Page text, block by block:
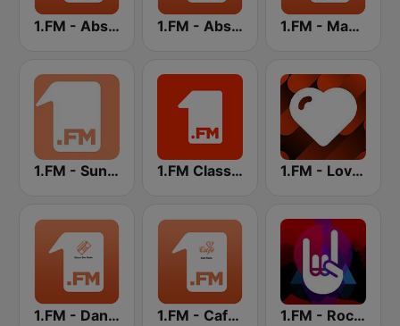
1.FM - Absolute 90s 1.FM - Absolute Top 40 1.FM - Magic 80
1.FM - Sunshine 1.FM Classic Rock 1.FM - Love Classics
1.FM - Dance One 1.FM - Cafe Radio 1.FM - Rock Classics